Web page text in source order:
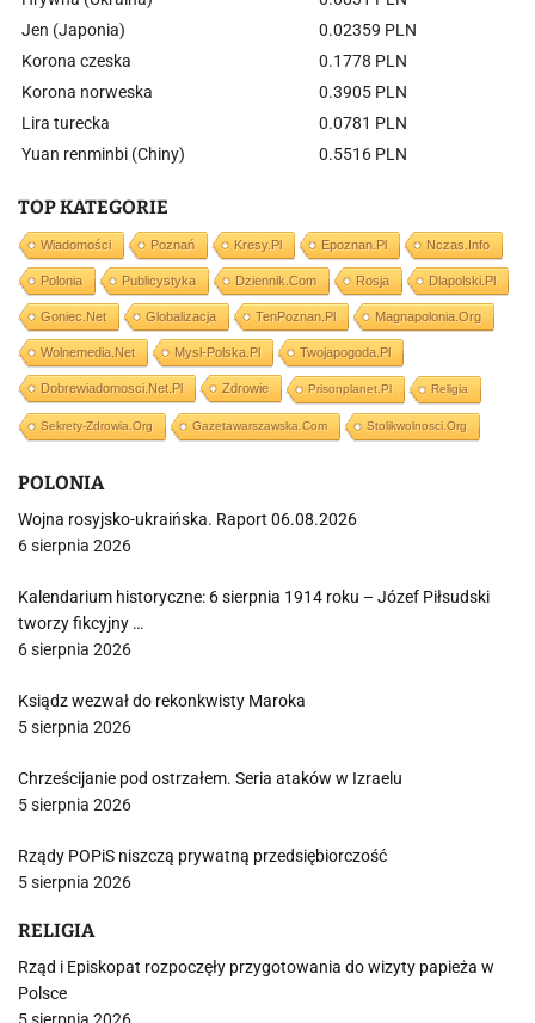
Jen (Japonia)
0.02359 PLN
Korona czeska
0.1778 PLN
Korona norweska
0.3905 PLN
Lira turecka
0.0781 PLN
Yuan renminbi (Chiny)
0.5516 PLN
TOP KATEGORIE
Wiadomości Poznań Kresy.pl Epoznan.pl Nczas.info
Polonia Publicystyka Dziennik.com Rosja Dlapolski.pl
Goniec.net Globalizacja TenPoznan.pl Magnapolonia.org
Wolnemedia.net Mysl-Polska.pl Twojapogoda.pl
Dobrewiadomosci.net.pl Zdrowie Prisonplanet.pl Religia
Sekrety-Zdrowia.org Gazetawarszawska.com Stolikwolnosci.org
POLONIA
Wojna rosyjsko-ukraińska. Raport 06.08.2026
6 sierpnia 2026
Kalendarium historyczne: 6 sierpnia 1914 roku – Józef Piłsudski
tworzy fikcyjny …
6 sierpnia 2026
Ksiądz wezwał do rekonkwisty Maroka
5 sierpnia 2026
Chrześcijanie pod ostrzałem. Seria ataków w Izraelu
5 sierpnia 2026
Rządy POPiS niszczą prywatną przedsiębiorczość
5 sierpnia 2026
RELIGIA
Rząd i Episkopat rozpoczęły przygotowania do wizyty papieża w
Polsce